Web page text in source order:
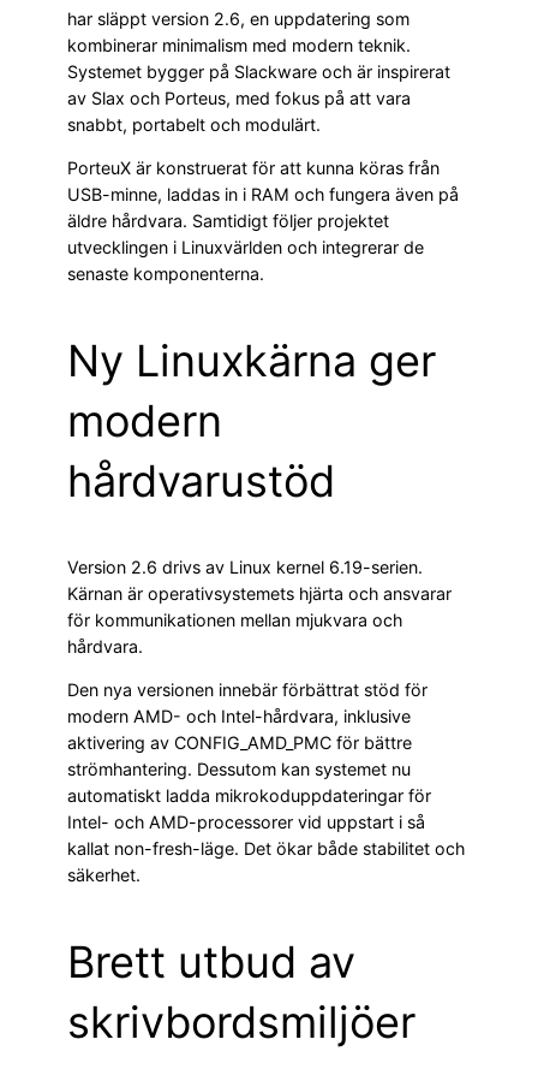
har släppt version 2.6, en uppdatering som
kombinerar minimalism med modern teknik.
Systemet bygger på Slackware och är inspirerat
av Slax och Porteus, med fokus på att vara
snabbt, portabelt och modulärt.
PorteuX är konstruerat för att kunna köras från
USB-minne, laddas in i RAM och fungera även på
äldre hårdvara. Samtidigt följer projektet
utvecklingen i Linuxvärlden och integrerar de
senaste komponenterna.
Ny Linuxkärna ger
modern
hårdvarustöd
Version 2.6 drivs av Linux kernel 6.19-serien.
Kärnan är operativsystemets hjärta och ansvarar
för kommunikationen mellan mjukvara och
hårdvara.
Den nya versionen innebär förbättrat stöd för
modern AMD- och Intel-hårdvara, inklusive
aktivering av CONFIG_AMD_PMC för bättre
strömhantering. Dessutom kan systemet nu
automatiskt ladda mikrokoduppdateringar för
Intel- och AMD-processorer vid uppstart i så
kallat non-fresh-läge. Det ökar både stabilitet och
säkerhet.
Brett utbud av
skrivbordsmiljöer